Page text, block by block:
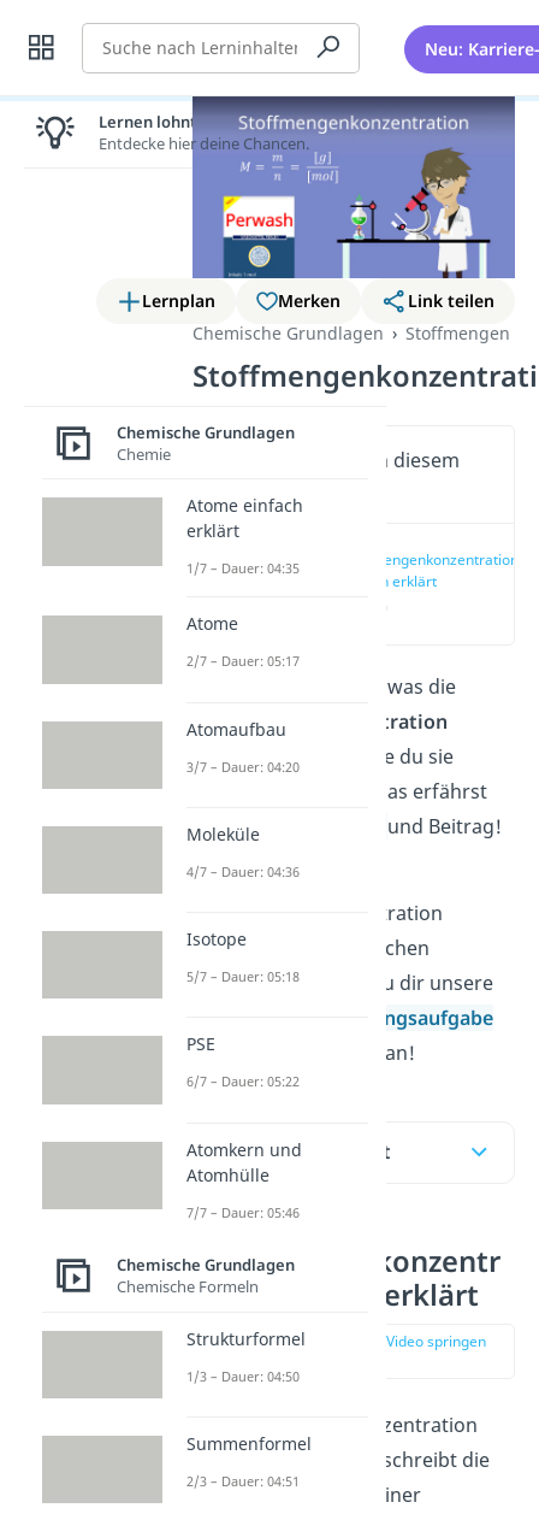
Suche Neu:
Lernplan Merken
Link teilen
Chemische Grundlagen
Stoffmengen
Wichtige Inhalte in diesem
Stoffmengenkonzentration
einfach erklärt
(00:18)
Du möchtest wissen, was die
Stoffmengenkonzentration
(Molarität) ist und wie du sie
berechnest? Genau das erfährst
du in unserem
und Beitrag!
Wenn du zur
Stoffmengenkonzentration
weitere Übungen machen
möchtest, dann schau dir unsere
Übungsaufgabe
und
an!
Inhaltsübersicht
Stoffmengenkonzentr
ation einfach erklärt
zur Stelle im Video springen
Die Stoffmengenkonzentration
(früher Molarität) beschreibt die
Zusammensetzung
einer
Lernen lohnt sich!
Entdecke hier deine Chancen.
Chemische Grundlagen
Chemie
Atome einfach
erklärt
1/7 – Dauer: 04:35
Atome
2/7 – Dauer: 05:17
Atomaufbau
3/7 – Dauer: 04:20
Moleküle
4/7 – Dauer: 04:36
Isotope
5/7 – Dauer: 05:18
PSE
6/7 – Dauer: 05:22
Atomkern und
Atomhülle
7/7 – Dauer: 05:46
Chemische Grundlagen
Chemische Formeln
Strukturformel
1/3 – Dauer: 04:50
Summenformel
2/3 – Dauer: 04:51